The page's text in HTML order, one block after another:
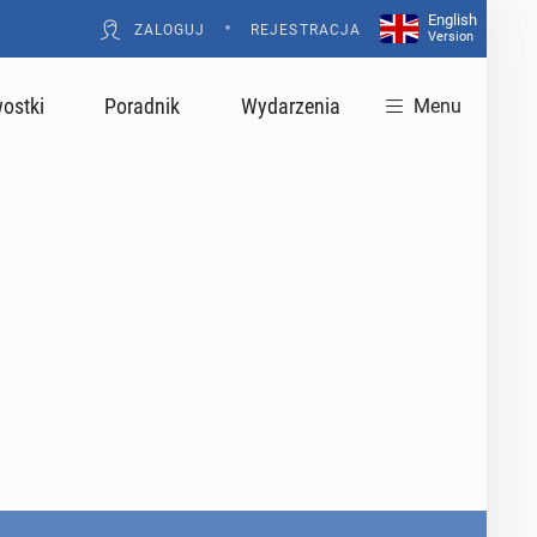
ZALOGUJ • REJESTRACJA
English
Version
Poradnik Wydarzenia Menu